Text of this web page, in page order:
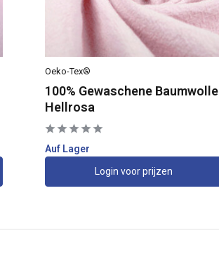
Oeko-Tex®
100% Gewaschene Baumwolle
Hellrosa
Auf Lager
Login voor prijzen